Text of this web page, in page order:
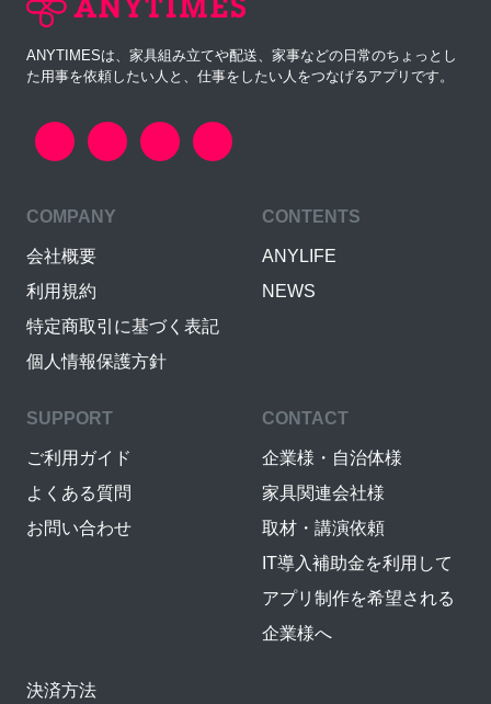
ANYTIMESは、家具組み立てや配送、家事などの日常のちょっとし
た用事を依頼したい人と、仕事をしたい人をつなげるアプリです。
COMPANY
会社概要
利用規約
特定商取引に基づく表記
個人情報保護方針
CONTENTS
ANYLIFE
NEWS
SUPPORT
ご利用ガイド
よくある質問
お問い合わせ
CONTACT
企業様・自治体様
家具関連会社様
取材・講演依頼
IT導入補助金を利用して
アプリ制作を希望される
企業様へ
決済方法